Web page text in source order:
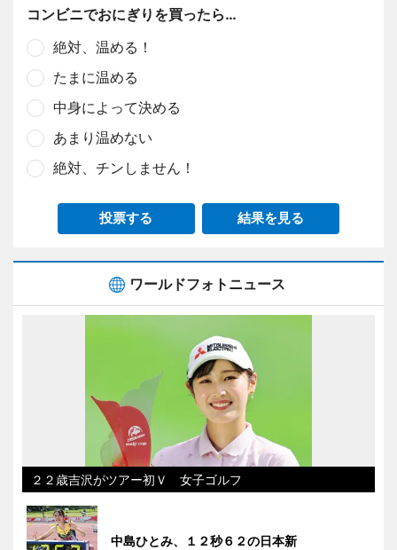
コンビニでおにぎりを買ったら…
絶対、温める！
たまに温める
中身によって決める
あまり温めない
絶対、チンしません！
投票する 結果を見る
ワールドフォトニュース
２２歳吉沢がツアー初Ｖ 女子ゴルフ
中島ひとみ、１２秒６２の日本新